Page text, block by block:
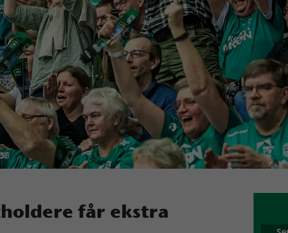
får ekstra